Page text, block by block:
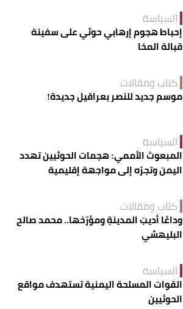
السياسة
إحباط هجوم إرهابي حوثي على سفينة
قبالة المخا
كتاب ومقالات
موسم جديد للنصر بعراقيل جديدة!
السياسة
المبعوث الأممي: هجمات الحوثيين تهدد
اليمن وتجرّه إلى مواجهة إقليمية
كتاب ومقالات
وداعًا أديبَ المدينةِ ومؤرّخها.. محمد صالح
البليهشي
السياسة
القوات المسلحة اليمنية تستهدف مواقع
الحوثيين